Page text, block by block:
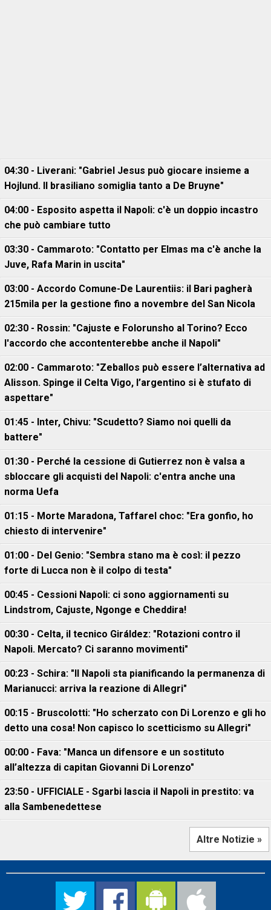
04:30 - Liverani: "Gabriel Jesus può giocare insieme a
Hojlund. Il brasiliano somiglia tanto a De Bruyne"
04:00 - Esposito aspetta il Napoli: c'è un doppio incastro
che può cambiare tutto
03:30 - Cammaroto: "Contatto per Elmas ma c'è anche la
Juve, Rafa Marin in uscita"
03:00 - Accordo Comune-De Laurentiis: il Bari pagherà
215mila per la gestione fino a novembre del San Nicola
02:30 - Rossin: "Cajuste e Folorunsho al Torino? Ecco
l'accordo che accontenterebbe anche il Napoli"
02:00 - Cammaroto: "Zeballos può essere l’alternativa ad
Alisson. Spinge il Celta Vigo, l’argentino si è stufato di
aspettare"
01:45 - Inter, Chivu: "Scudetto? Siamo noi quelli da
battere"
01:30 - Perché la cessione di Gutierrez non è valsa a
sbloccare gli acquisti del Napoli: c'entra anche una
norma Uefa
01:15 - Morte Maradona, Taffarel choc: "Era gonfio, ho
chiesto di intervenire"
01:00 - Del Genio: "Sembra stano ma è così: il pezzo
forte di Lucca non è il colpo di testa"
00:45 - Cessioni Napoli: ci sono aggiornamenti su
Lindstrom, Cajuste, Ngonge e Cheddira!
00:30 - Celta, il tecnico Giráldez: "Rotazioni contro il
Napoli. Mercato? Ci saranno movimenti"
00:23 - Schira: "Il Napoli sta pianificando la permanenza di
Marianucci: arriva la reazione di Allegri"
00:15 - Bruscolotti: "Ho scherzato con Di Lorenzo e gli ho
detto una cosa! Non capisco lo scetticismo su Allegri"
00:00 - Fava: "Manca un difensore e un sostituto
all’altezza di capitan Giovanni Di Lorenzo"
23:50 - UFFICIALE - Sgarbi lascia il Napoli in prestito: va
alla Sambenedettese
Altre Notizie »